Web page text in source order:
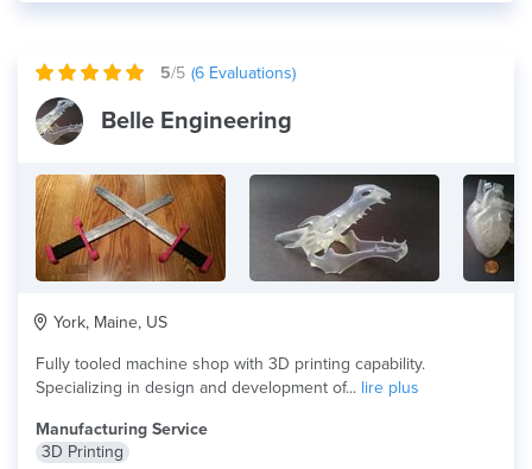
5/5 (6 Evaluations)
Belle Engineering
York, Maine, US
Fully tooled machine shop with 3D printing capability.
Specializing in design and development of... lire plus
Manufacturing Service
3D Printing